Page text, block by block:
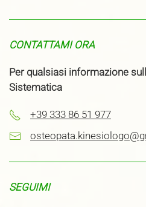
CONTATTAMI ORA
Per qualsiasi informazione
Sistematica
+39 333 86 51 977
SEGUIMI